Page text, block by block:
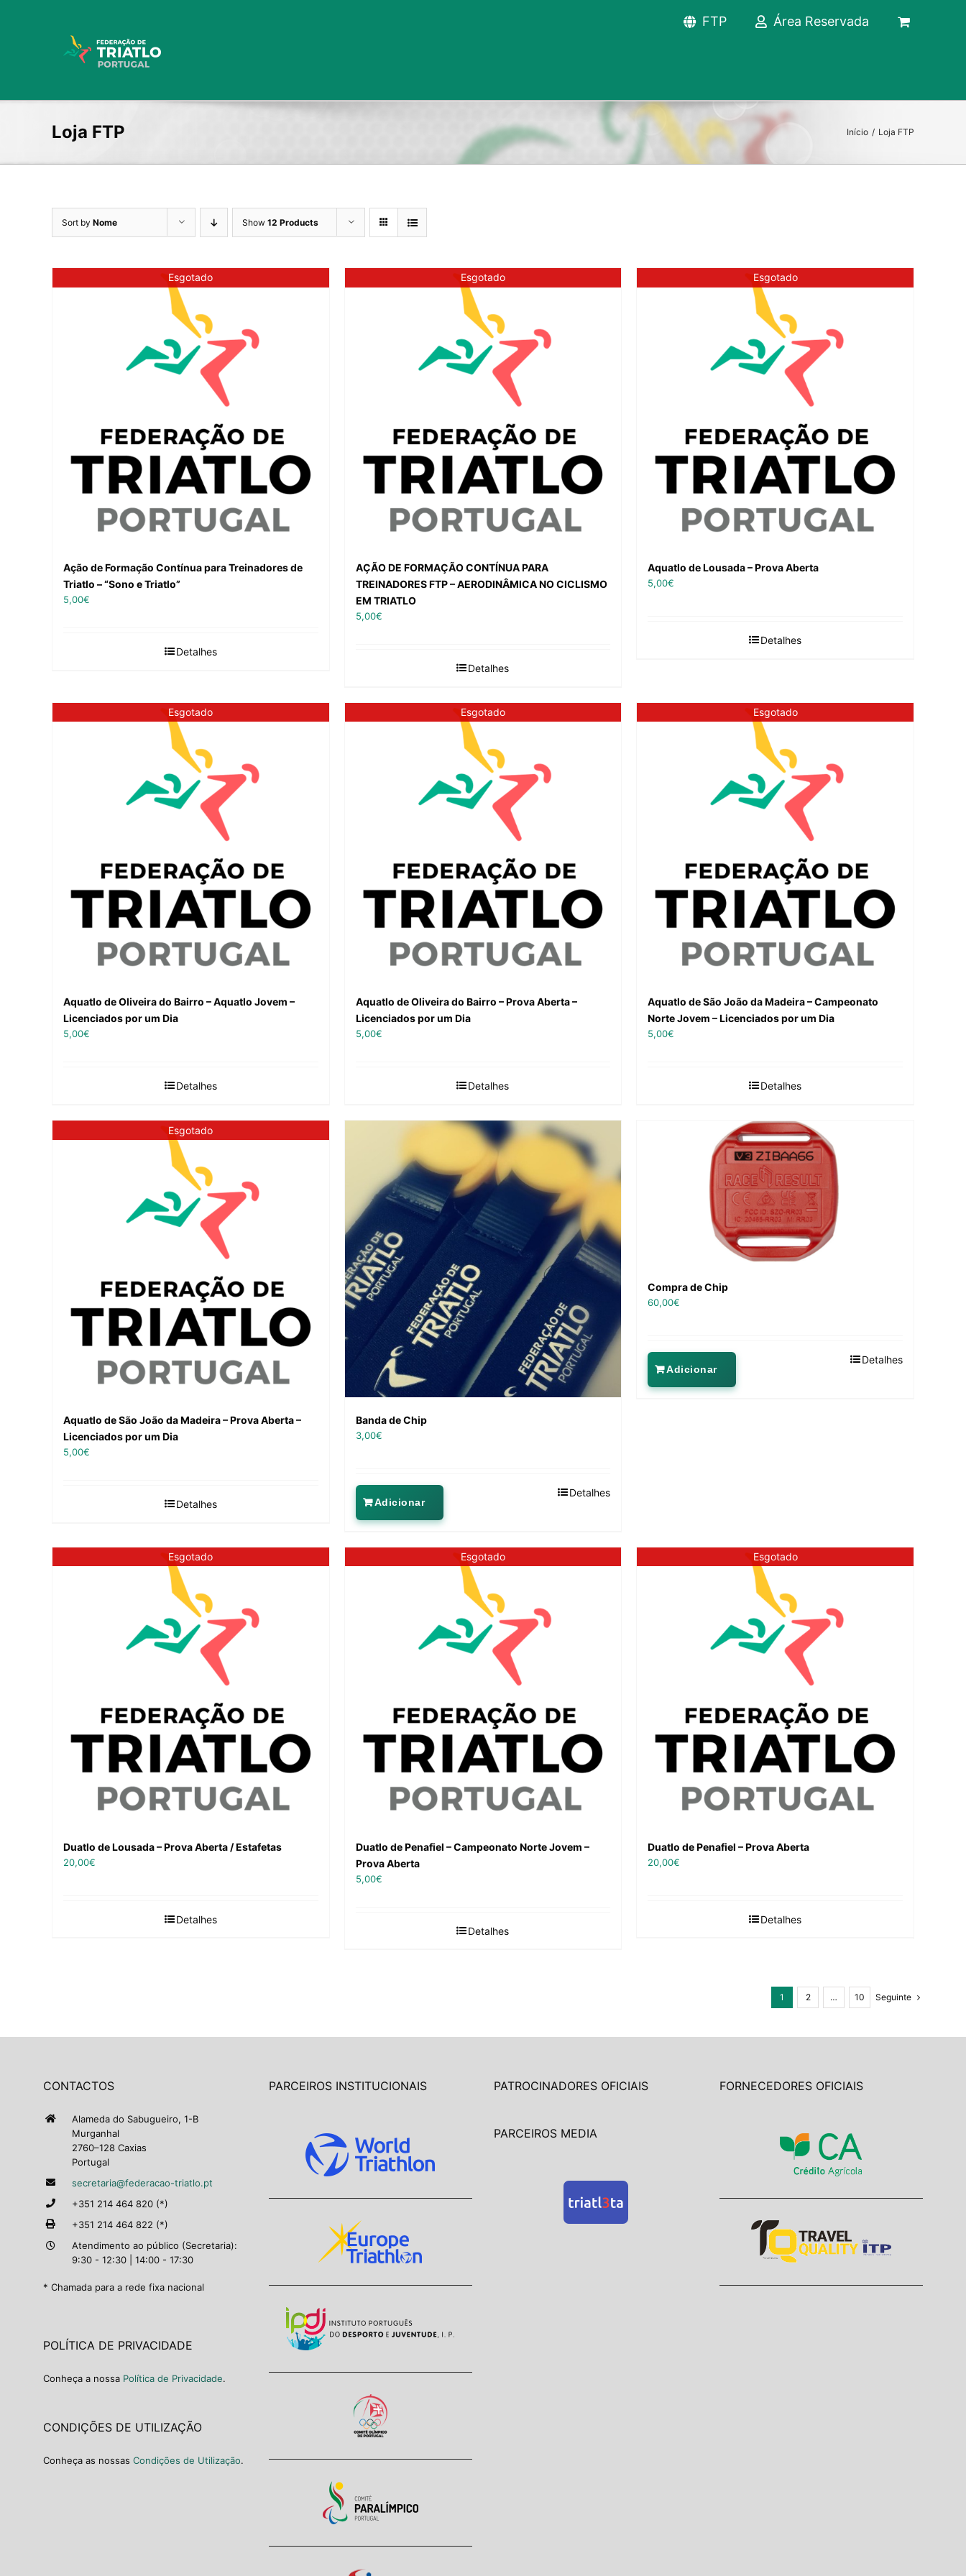
FTP Área Reservada
Loja FTP Início / Loja FTP
Sort by Nome Show 12 Products
Esgotado
Ação de Formação Contínua para Treinadores de
Triatlo – “Sono e Triatlo”
5,00€
Detalhes
Esgotado
AÇÃO DE FORMAÇÃO CONTÍNUA PARA
TREINADORES FTP – AERODINÂMICA NO CICLISMO
EM TRIATLO
5,00€
Detalhes
Esgotado
Aquatlo de Lousada – Prova Aberta
5,00€
Detalhes
Esgotado
Aquatlo de Oliveira do Bairro – Aquatlo Jovem –
Licenciados por um Dia
5,00€
Detalhes
Esgotado
Aquatlo de Oliveira do Bairro – Prova Aberta –
Licenciados por um Dia
5,00€
Detalhes
Esgotado
Aquatlo de São João da Madeira – Campeonato
Norte Jovem – Licenciados por um Dia
5,00€
Detalhes
Esgotado
Aquatlo de São João da Madeira – Prova Aberta –
Licenciados por um Dia
5,00€
Detalhes
Banda de Chip
3,00€
Adicionar
Detalhes
Compra de Chip
60,00€
Adicionar
Detalhes
Esgotado
Duatlo de Lousada – Prova Aberta / Estafetas
20,00€
Detalhes
Esgotado
Duatlo de Penafiel – Campeonato Norte Jovem –
Prova Aberta
5,00€
Detalhes
Esgotado
Duatlo de Penafiel – Prova Aberta
20,00€
Detalhes
1 2 … 10 Seguinte
CONTACTOS
Alameda do Sabugueiro, 1-B
Murganhal
2760–128 Caxias
Portugal
secretaria@federacao-triatlo.pt
+351 214 464 820 (*)
+351 214 464 822 (*)
Atendimento ao público (Secretaria):
9:30 - 12:30 | 14:00 - 17:30
* Chamada para a rede fixa nacional
POLÍTICA DE PRIVACIDADE
Conheça a nossa Política de Privacidade.
CONDIÇÕES DE UTILIZAÇÃO
Conheça as nossas Condições de Utilização.
PARCEIROS INSTITUCIONAIS PATROCINADORES OFICIAIS
PARCEIROS MEDIA
FORNECEDORES OFICIAIS